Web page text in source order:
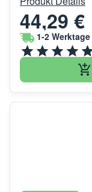
44,29 €
1-2 Werktage